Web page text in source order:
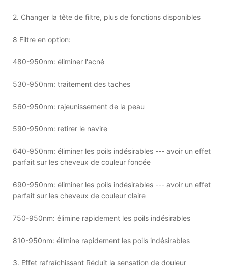
2. Changer la tête de filtre, plus de fonctions disponibles
8 Filtre en option:
480-950nm: éliminer l'acné
530-950nm: traitement des taches
560-950nm: rajeunissement de la peau
590-950nm: retirer le navire
640-950nm: éliminer les poils indésirables --- avoir un effet
parfait sur les cheveux de couleur foncée
690-950nm: éliminer les poils indésirables --- avoir un effet
parfait sur les cheveux de couleur claire
750-950nm: élimine rapidement les poils indésirables
810-950nm: élimine rapidement les poils indésirables
3. Effet rafraîchissant Réduit la sensation de douleur